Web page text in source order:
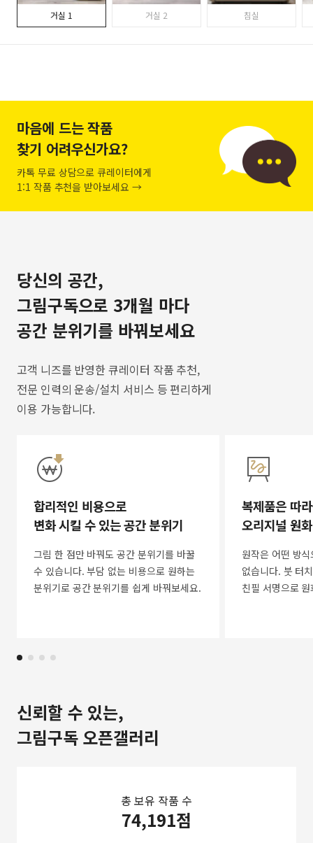
거실 1 거실 2 침실
마음에 드는 작품
찾기 어려우신가요?
카톡 무료 상담으로 큐레이터에게
1:1 작품 추천을 받아보세요 →
당신의 공간,
그림구독으로 3개월 마다
공간 분위기를 바꿔보세요
고객 니즈를 반영한 큐레이터 작품 추천,
전문 인력의 운송/설치 서비스 등 편리하게
이용 가능합니다.
합리적인 비용으로
변화 시킬 수 있는 공간 분위기
그림 한 점만 바꿔도 공간 분위기를 바꿀
수 있습니다. 부담 없는 비용으로 원하는
분위기로 공간 분위기를 쉽게 바꿔보세요.
복제품은 따
오리지널 원
원작은 어떤 방
없습니다. 붓 터
친필 서명으로
신뢰할 수 있는,
그림구독 오픈갤러리
총 보유 작품 수
74,191점